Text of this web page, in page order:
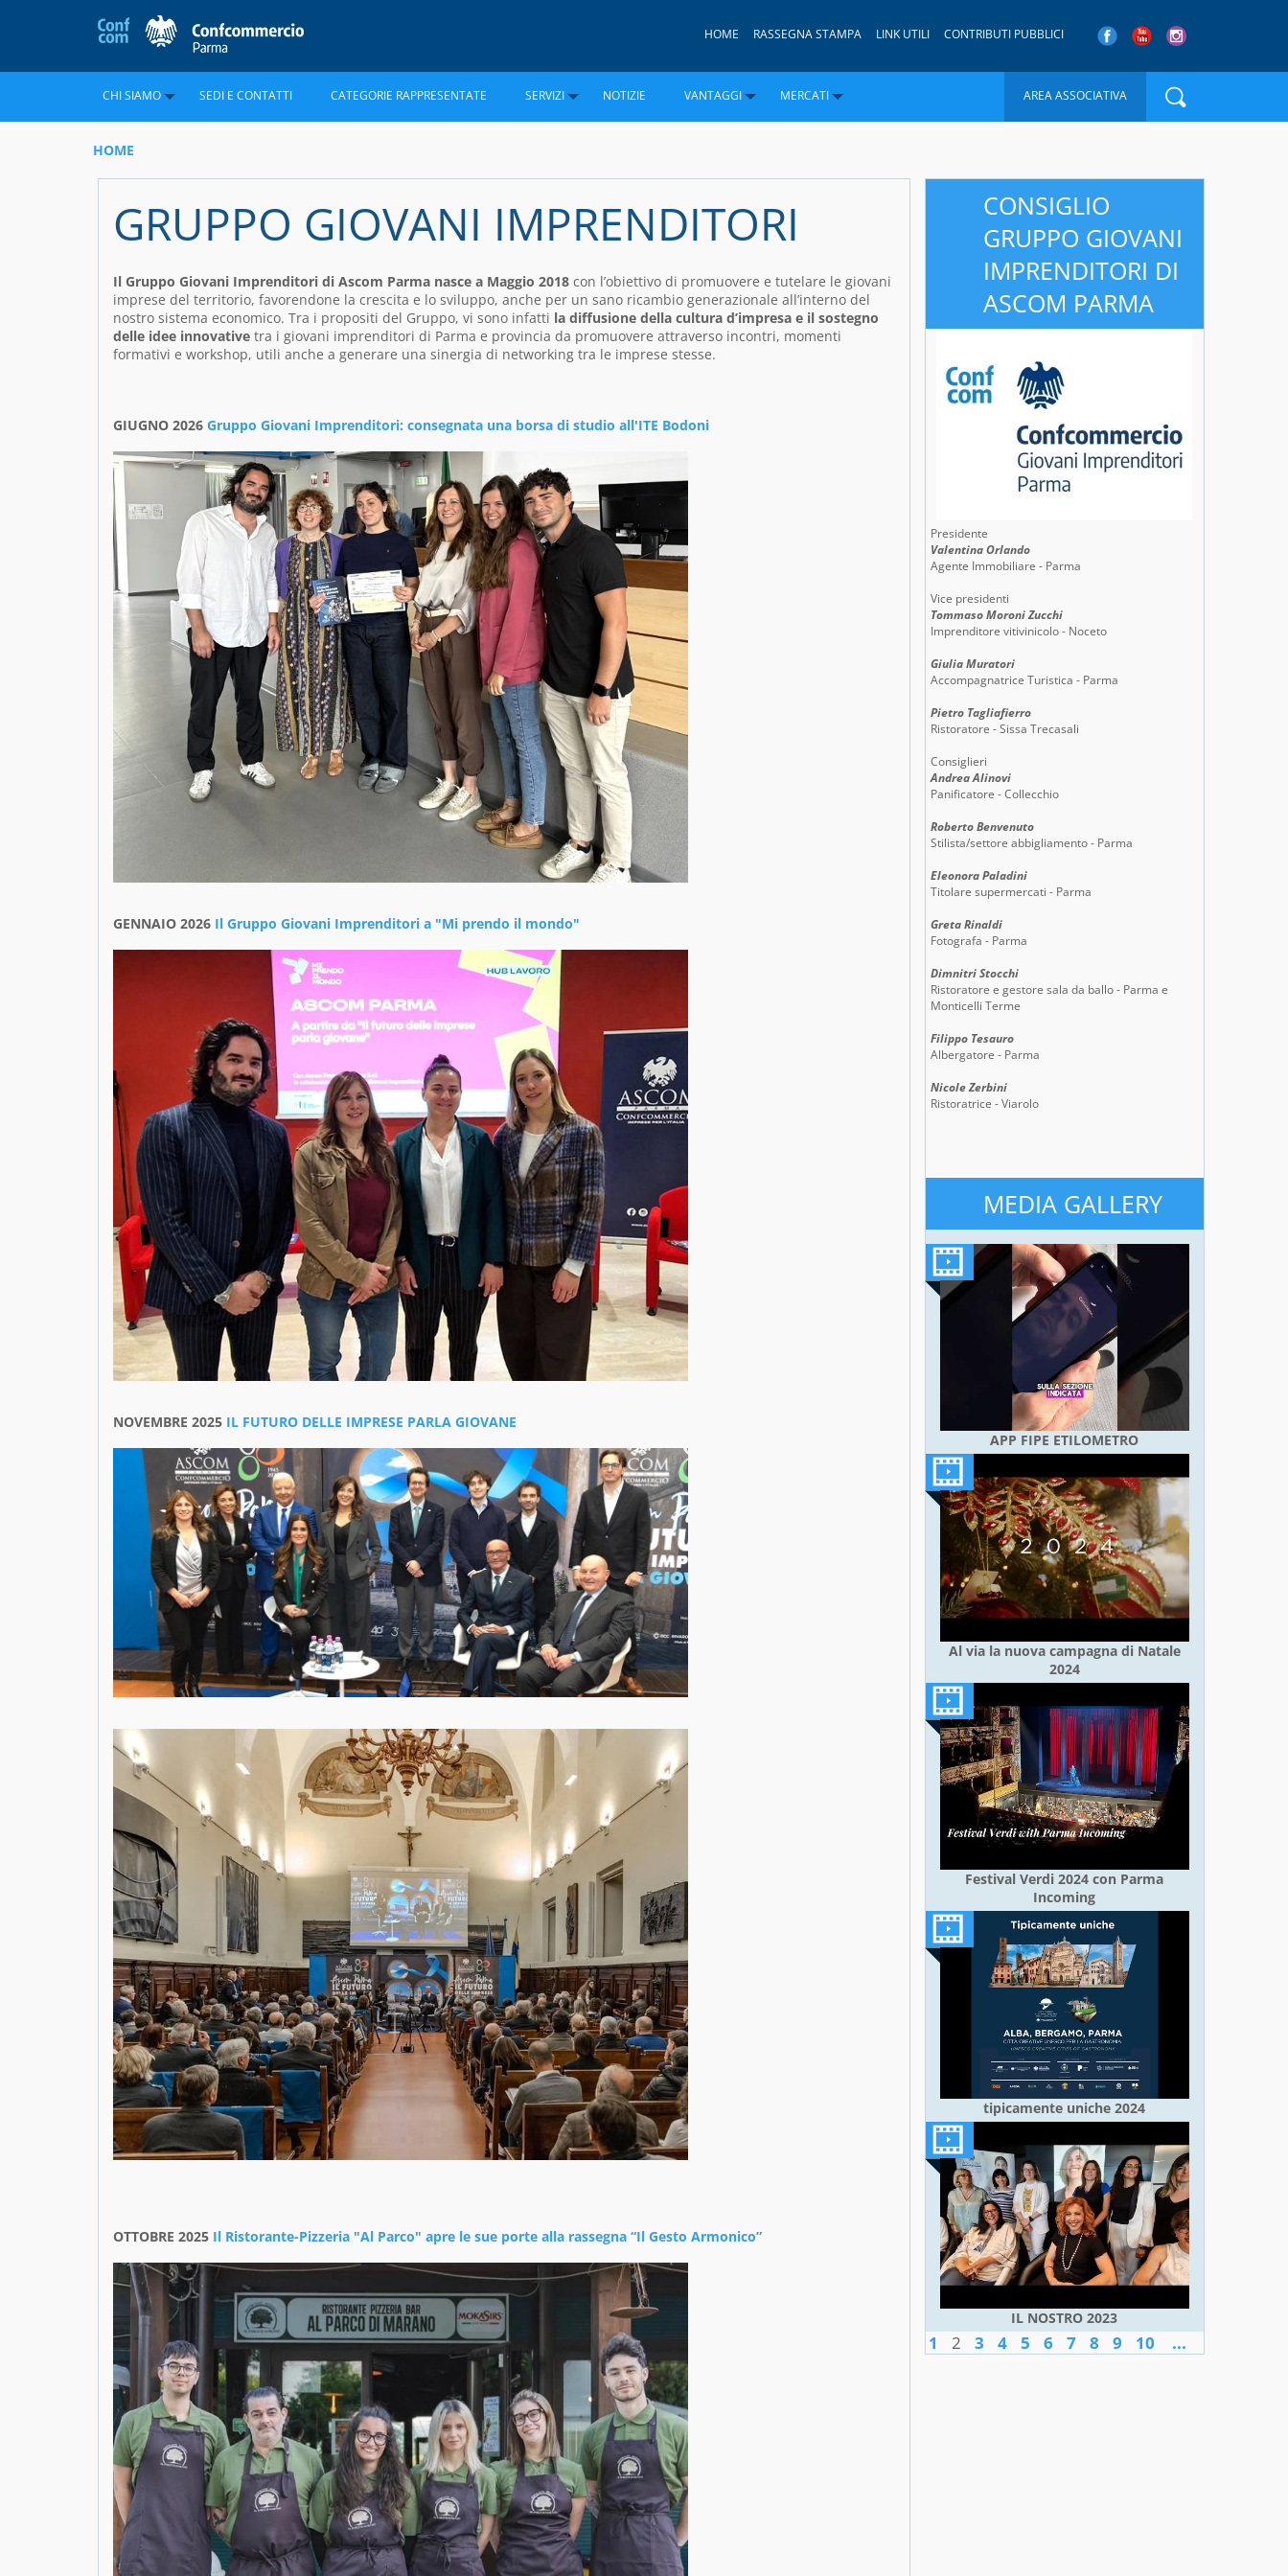
HOME RASSEGNA STAMPA LINK UTILI CONTRIBUTI PUBBLICI
CHI SIAMO SEDI E CONTATTI CATEGORIE RAPPRESENTATE SERVIZI NOTIZIE VANTAGGI MERCATI AREA ASSOCIATIVA
HOME
GRUPPO GIOVANI IMPRENDITORI
Il Gruppo Giovani Imprenditori di Ascom Parma nasce a Maggio 2018 con l’obiettivo di promuovere e tutelare le giovani
imprese del territorio, favorendone la crescita e lo sviluppo, anche per un sano ricambio generazionale all’interno del
nostro sistema economico. Tra i propositi del Gruppo, vi sono infatti la diffusione della cultura d’impresa e il sostegno
delle idee innovative tra i giovani imprenditori di Parma e provincia da promuovere attraverso incontri, momenti
formativi e workshop, utili anche a generare una sinergia di networking tra le imprese stesse.
GIUGNO 2026 Gruppo Giovani Imprenditori: consegnata una borsa di studio all'ITE Bodoni
GENNAIO 2026 Il Gruppo Giovani Imprenditori a "Mi prendo il mondo"
NOVEMBRE 2025 IL FUTURO DELLE IMPRESE PARLA GIOVANE
OTTOBRE 2025 Il Ristorante-Pizzeria "Al Parco" apre le sue porte alla rassegna “Il Gesto Armonico”
CONSIGLIO
GRUPPO GIOVANI
IMPRENDITORI DI
ASCOM PARMA
Presidente
Valentina Orlando
Agente Immobiliare - Parma
Vice presidenti
Tommaso Moroni Zucchi
Imprenditore vitivinicolo - Noceto
Giulia Muratori
Accompagnatrice Turistica - Parma
Pietro Tagliafierro
Ristoratore - Sissa Trecasali
Consiglieri
Andrea Alinovi
Panificatore - Collecchio
Roberto Benvenuto
Stilista/settore abbigliamento - Parma
Eleonora Paladini
Titolare supermercati - Parma
Greta Rinaldi
Fotografa - Parma
Dimnitri Stocchi
Ristoratore e gestore sala da ballo - Parma e
Monticelli Terme
Filippo Tesauro
Albergatore - Parma
Nicole Zerbini
Ristoratrice - Viarolo
MEDIA GALLERY
APP FIPE ETILOMETRO
Al via la nuova campagna di Natale
2024
Festival Verdi 2024 con Parma
Incoming
tipicamente uniche 2024
IL NOSTRO 2023
1 2 3 4 5 6 7 8 9 10 ...